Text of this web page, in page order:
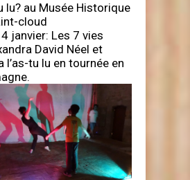
lu? au Musée Historique
cloud
janvier: Les 7 vies
David Néel et
l’as-tu lu en tournée en